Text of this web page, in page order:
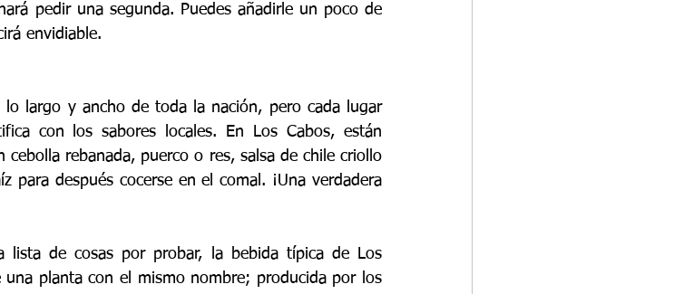
pedir una segunda. Puedes añadirle un poco de
envidiable.
lo largo y ancho de toda la nación, pero cada lugar
con los sabores locales. En Los Cabos, están
cebolla rebanada, puerco o res, salsa de chile criollo
después cocerse en el comal. ¡Una verdadera
lista de cosas por probar, la bebida típica de Los
planta con el mismo nombre; producida por los